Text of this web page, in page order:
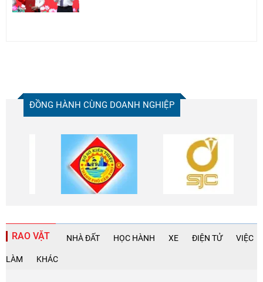
ĐỒNG HÀNH CÙNG DOANH NGHIỆP
RAO VẶT NHÀ ĐẤT HỌC HÀNH XE ĐIỆN TỬ VIỆC
LÀM KHÁC